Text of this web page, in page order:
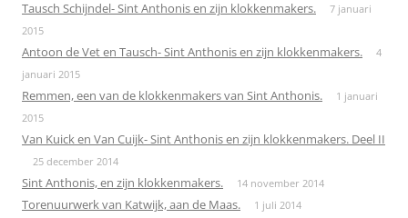
Tausch Schijndel- Sint Anthonis en zijn klokkenmakers.
7 januari
2015
Antoon de Vet en Tausch- Sint Anthonis en zijn klokkenmakers.
4
januari 2015
Remmen, een van de klokkenmakers van Sint Anthonis.
1 januari
2015
Van Kuick en Van Cuijk- Sint Anthonis en zijn klokkenmakers. Deel II
25 december 2014
Sint Anthonis, en zijn klokkenmakers. 14 november 2014
Torenuurwerk van Katwijk, aan de Maas. 1 juli 2014